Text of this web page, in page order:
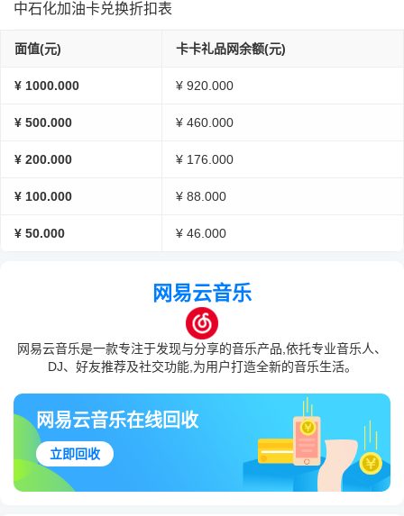
中石化加油卡兑换折扣表
面值(元) 卡卡礼品网余额(元)
¥ 1000.000 ¥ 920.000
¥ 500.000 ¥ 460.000
¥ 200.000 ¥ 176.000
¥ 100.000 ¥ 88.000
¥ 50.000 ¥ 46.000
网易云音乐
网易云音乐是一款专注于发现与分享的音乐产品,依托专业音乐人、
DJ、好友推荐及社交功能,为用户打造全新的音乐生活。
网易云音乐在线回收
立即回收